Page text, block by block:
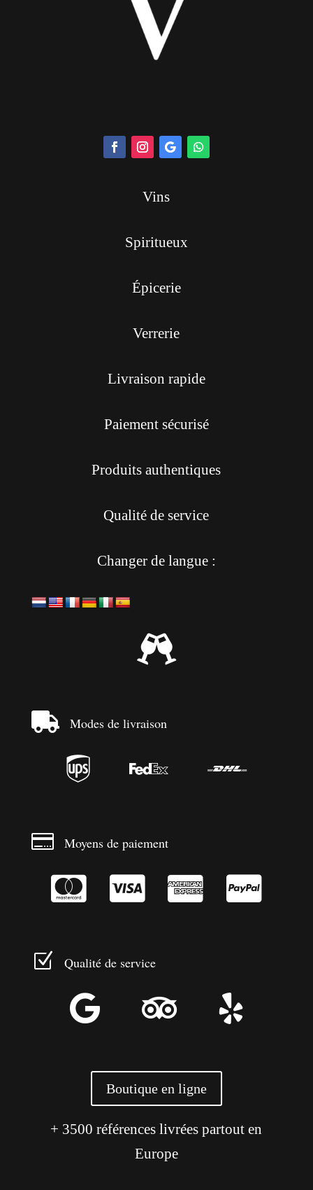
Vins
Spiritueux
Épicerie
Verrerie
Livraison rapide
Paiement sécurisé
Produits authentiques
Qualité de service
Changer de langue :

 Modes de livraison
  
 Moyens de paiement
   
Z Qualité de service
  
Boutique en ligne
+ 3500 références livrées partout en
Europe